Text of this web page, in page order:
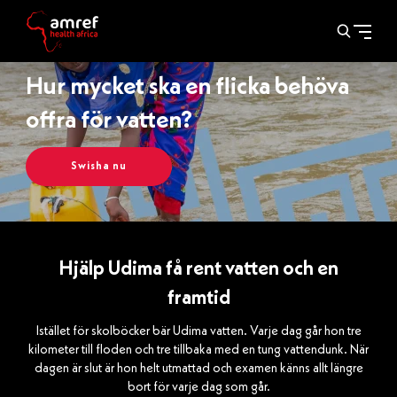
Hur mycket ska en flicka behöva
offra för vatten?
Swisha nu
Hjälp Udima få rent vatten och en
framtid
Istället för skolböcker bär Udima vatten. Varje dag går hon tre
kilometer till floden och tre tillbaka med en tung vattendunk. När
dagen är slut är hon helt utmattad och examen känns allt längre
bort för varje dag som går.